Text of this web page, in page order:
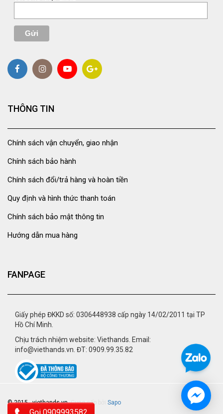
THÔNG TIN
Chính sách vận chuyển, giao nhận
Chính sách bảo hành
Chính sách đổi/trả hàng và hoàn tiền
Quy định và hình thức thanh toán
Chính sách bảo mật thông tin
Hướng dẫn mua hàng
FANPAGE
Giấy phép ĐKKD số: 0306448938 cấp ngày 14/02/2011 tại TP
Hồ Chí Minh.
Chịu trách nhiệm website: Viethands. Email:
info@viethands.vn. ĐT: 0909.99.35.82
© 2015 - viethands.vn.Cung cấp bởi Sapo